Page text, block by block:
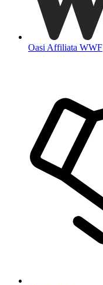
Oasi Affiliata WWF